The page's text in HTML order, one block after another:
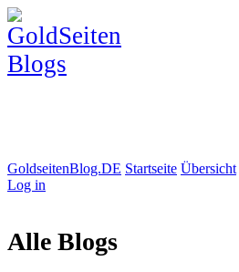
GoldseitenBlog.DE Startseite Übersicht
Log in
Alle Blogs